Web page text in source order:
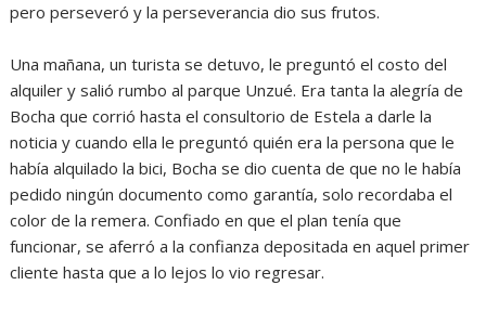
pero perseveró y la perseverancia dio sus frutos.
Una mañana, un turista se detuvo, le preguntó el costo del
alquiler y salió rumbo al parque Unzué. Era tanta la alegría de
Bocha que corrió hasta el consultorio de Estela a darle la
noticia y cuando ella le preguntó quién era la persona que le
había alquilado la bici, Bocha se dio cuenta de que no le había
pedido ningún documento como garantía, solo recordaba el
color de la remera. Confiado en que el plan tenía que
funcionar, se aferró a la confianza depositada en aquel primer
cliente hasta que a lo lejos lo vio regresar.